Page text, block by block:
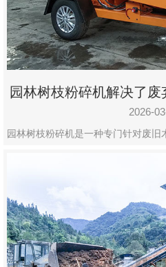
园林树枝粉碎机解决了
利
2026-
园林树枝粉碎机是一种专门针对废旧